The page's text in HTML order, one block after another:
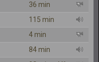
36 min
115 min
4 min
84 min